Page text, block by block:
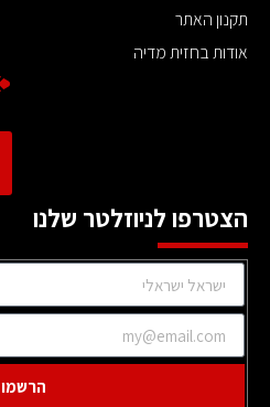
תקנון האתר
אודות בחזית מדיה
הצטרפו לניוזלטר שלנו
הרשמו